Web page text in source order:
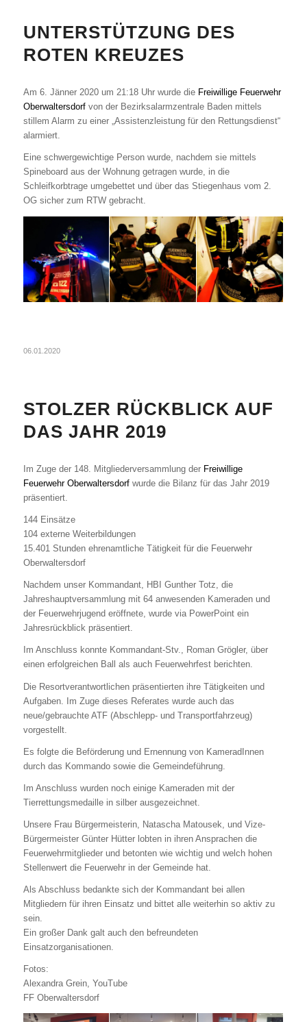
UNTERSTÜTZUNG DES
ROTEN KREUZES
Am 6. Jänner 2020 um 21:18 Uhr wurde die Freiwillige Feuerwehr
Oberwaltersdorfvon der Bezirksalarmzentrale Baden mittels
stillem Alarm zu einer „Assistenzleistung für den Rettungsdienst“
alarmiert.
Eine schwergewichtige Person wurde, nachdem sie mittels
Spineboard aus der Wohnung getragen wurde, in die
Schleifkorbtrage umgebettet und über das Stiegenhaus vom 2.
OG sicher zum RTW gebracht.
06.01.2020
STOLZER RÜCKBLICK AUF
DAS JAHR 2019
Im Zuge der 148. Mitgliederversammlung der Freiwillige
Feuerwehr Oberwaltersdorfwurde die Bilanz für das Jahr 2019
präsentiert.
144 Einsätze
104 externe Weiterbildungen
15.401 Stunden ehrenamtliche Tätigkeit für die Feuerwehr
Oberwaltersdorf
Nachdem unser Kommandant, HBI Gunther Totz, die
Jahreshauptversammlung mit 64 anwesenden Kameraden und
der Feuerwehrjugend eröffnete, wurde via PowerPoint ein
Jahresrückblick präsentiert.
Im Anschluss konnte Kommandant-Stv., Roman Grögler, über
einen erfolgreichen Ball als auch Feuerwehrfest berichten.
Die Resortverantwortlichen präsentierten ihre Tätigkeiten und
Aufgaben. Im Zuge dieses Referates wurde auch das
neue/gebrauchte ATF (Abschlepp- und Transportfahrzeug)
vorgestellt.
Es folgte die Beförderung und Ernennung von KameradInnen
durch das Kommando sowie die Gemeindeführung.
Im Anschluss wurden noch einige Kameraden mit der
Tierrettungsmedaille in silber ausgezeichnet.
Unsere Frau Bürgermeisterin, Natascha Matousek, und Vize-
Bürgermeister Günter Hütter lobten in ihren Ansprachen die
Feuerwehrmitglieder und betonten wie wichtig und welch hohen
Stellenwert die Feuerwehr in der Gemeinde hat.
Als Abschluss bedankte sich der Kommandant bei allen
Mitgliedern für ihren Einsatz und bittet alle weiterhin so aktiv zu
sein.
Ein großer Dank galt auch den befreundeten
Einsatzorganisationen.
Fotos:
Alexandra Grein, YouTube
FF Oberwaltersdorf